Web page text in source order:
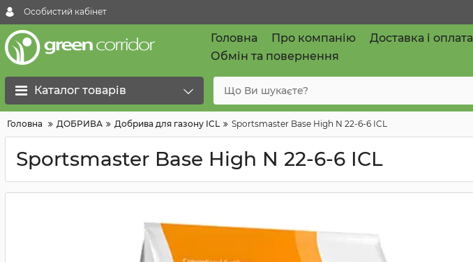
Особистий кабінет
Головна Про компанію Доставка і оплата
Обмін та повернення
Каталог товарів
Головна ДОБРИВА Добрива для газону ICL Sportsmaster Base High N 22-6-6 ICL
Sportsmaster Base High N 22-6-6 ICL